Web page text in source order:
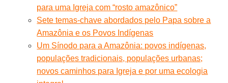
para uma Igreja com “rosto amazônico”
Sete temas-chave abordados pelo Papa sobre a
Amazônia e os Povos Indígenas
Um Sínodo para a Amazônia: povos indígenas,
populações tradicionais, populações urbanas;
novos caminhos para Igreja e por uma ecologia